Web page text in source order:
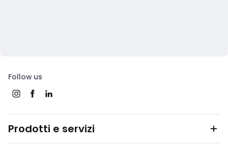
Follow us
Prodotti e servizi